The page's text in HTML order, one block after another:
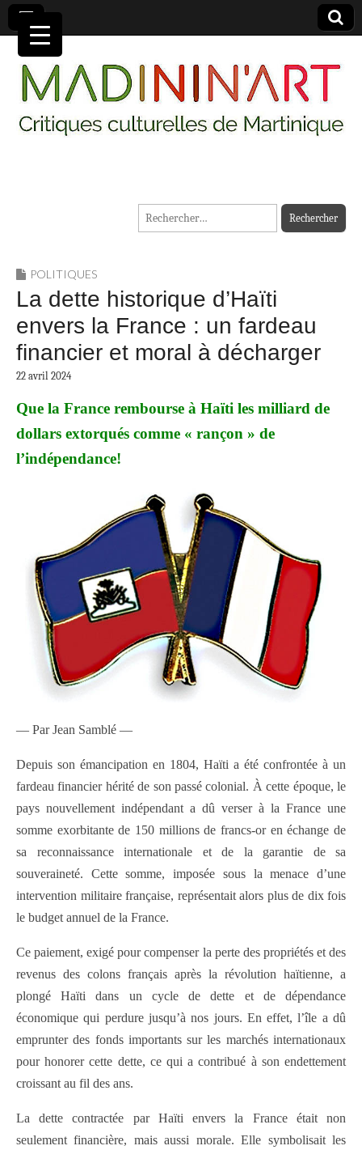
MADININ'ART
Rechercher :
POLITIQUES
La dette historique d’Haïti
envers la France : un fardeau
financier et moral à décharger
22 avril 2024
Que la France rembourse à Haïti les milliard de
dollars extorqués comme « rançon » de
l’indépendance!
— Par Jean Samblé —
Depuis son émancipation en 1804, Haïti a été confrontée à un
fardeau financier hérité de son passé colonial. À cette époque, le
pays nouvellement indépendant a dû verser à la France une
somme exorbitante de 150 millions de francs-or en échange de
sa reconnaissance internationale et de la garantie de sa
souveraineté. Cette somme, imposée sous la menace d’une
intervention militaire française, représentait alors plus de dix fois
le budget annuel de la France.
Ce paiement, exigé pour compenser la perte des propriétés et des
revenus des colons français après la révolution haïtienne, a
plongé Haïti dans un cycle de dette et de dépendance
économique qui perdure jusqu’à nos jours. En effet, l’île a dû
emprunter des fonds importants sur les marchés internationaux
pour honorer cette dette, ce qui a contribué à son endettement
croissant au fil des ans.
La dette contractée par Haïti envers la France était non
seulement financière, mais aussi morale. Elle symbolisait les